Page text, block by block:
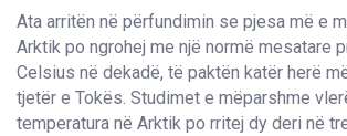
Ata arritën në përfundimin se pjesa më e
Arktik po ngrohej me një normë mesatare
Celsius në dekadë, të paktën katër herë
tjetër e Tokës. Studimet e mëparshme
temperatura në Arktik po rritej dy deri në